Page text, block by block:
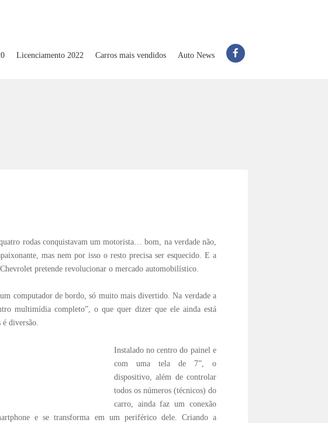
Licenciamento 2022 Carros mais vendidos Auto News
rodas conquistavam um motorista… bom, na verdade não,
mas nem por isso o resto precisa ser esquecido. E a
Chevrolet pretende revolucionar o mercado automobilístico.
computador de bordo, só muito mais divertido. Na verdade a
multimídia completo”, o que quer dizer que ele ainda está
é diversão.
Instalado no centro do painel e
com uma tela de 7”, o
dispositivo, além de controlar
todos os números (técnicos) do
carro, ainda faz um conexão
e se transforma em um periférico dele. Criando a